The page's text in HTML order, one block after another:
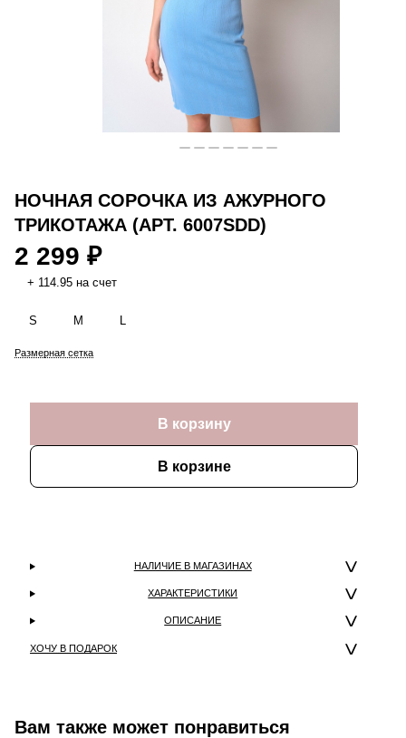
НОЧНАЯ СОРОЧКА ИЗ АЖУРНОГО
ТРИКОТАЖА (АРТ. 6007SDD)
2 299 ₽
+ 114.95 на счет
S M L
Размерная сетка
В корзину
В корзине
НАЛИЧИЕ В МАГАЗИНАХ
ХАРАКТЕРИСТИКИ
ОПИСАНИЕ
ХОЧУ В ПОДАРОК
Вам также может понравиться